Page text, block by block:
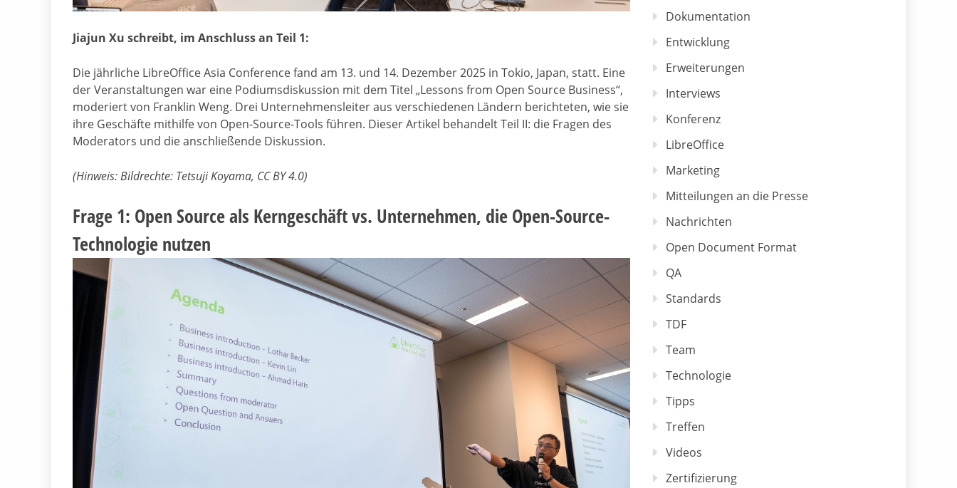
Jiajun Xu schreibt, im Anschluss an Teil 1:
Die jährliche LibreOffice Asia Conference fand am 13. und 14. Dezember 2025 in Tokio, Japan, statt. Eine
der Veranstaltungen war eine Podiumsdiskussion mit dem Titel „Lessons from Open Source Business“,
moderiert von Franklin Weng. Drei Unternehmensleiter aus verschiedenen Ländern berichteten, wie sie
ihre Geschäfte mithilfe von Open-Source-Tools führen. Dieser Artikel behandelt Teil II: die Fragen des
Moderators und die anschließende Diskussion.
(Hinweis: Bildrechte: Tetsuji Koyama, CC BY 4.0)
Frage 1: Open Source als Kerngeschäft vs. Unternehmen, die Open-Source-
Technologie nutzen
Dokumentation
Entwicklung
Erweiterungen
Interviews
Konferenz
LibreOffice
Marketing
Mitteilungen an die Presse
Nachrichten
Open Document Format
QA
Standards
TDF
Team
Technologie
Tipps
Treffen
Videos
Zertifizierung